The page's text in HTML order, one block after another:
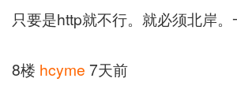
只要是http就不行。就必须北岸
8楼 hcyme 7天前